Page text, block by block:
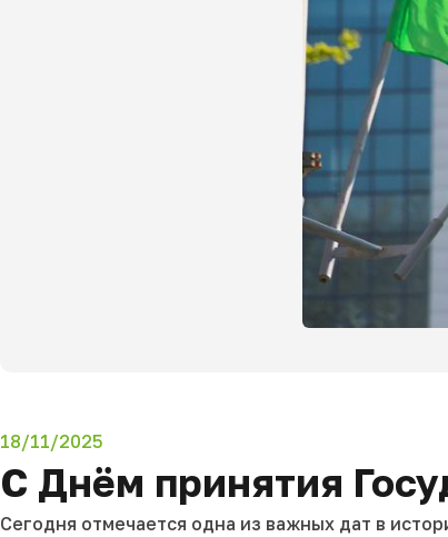
18/11/2025
С Днём принятия
Сегодня отмечается одна из важных дат в